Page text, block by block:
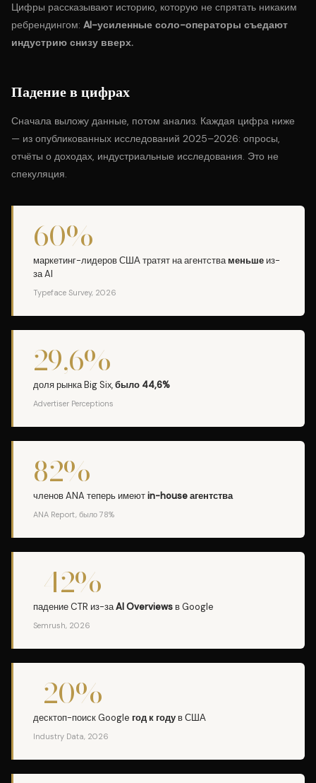
Цифры рассказывают историю, которую не спрятать никаким
ребрендингом: AI-усиленные соло-операторы съедают
индустрию снизу вверх.
Падение в цифрах
Сначала выложу данные, потом анализ. Каждая цифра ниже
— из опубликованных исследований 2025–2026: опросы,
отчёты о доходах, индустриальные исследования. Это не
спекуляция.
60%
маркетинг-лидеров США тратят на агентстваменьше из-
за AI
Typeface Survey, 2026
29,6%
доля рынка Big Six,было 44,6%
Advertiser Perceptions
82%
членов ANA теперь имеютin-house агентства
ANA Report, было 78%
-42%
падение CTR из-заAI Overviews в Google
Semrush, 2026
-20%
десктоп-поиск Google год к году в США
Industry Data, 2026